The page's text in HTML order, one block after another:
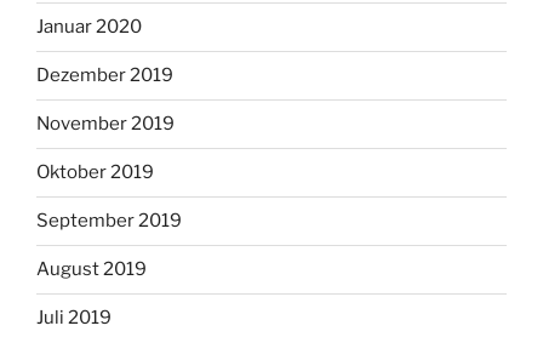
Januar 2020
Dezember 2019
November 2019
Oktober 2019
September 2019
August 2019
Juli 2019